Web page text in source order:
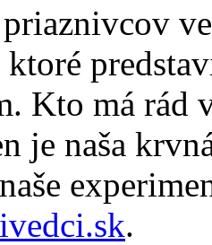
ktoré
Kto má rád
je naša
.